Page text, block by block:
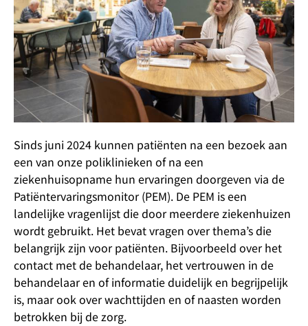
Sinds juni 2024 kunnen patiënten na een bezoek aan
een van onze poliklinieken of na een
ziekenhuisopname hun ervaringen doorgeven via de
Patiëntervaringsmonitor (PEM). De PEM is een
landelijke vragenlijst die door meerdere ziekenhuizen
wordt gebruikt. Het bevat vragen over thema’s die
belangrijk zijn voor patiënten. Bijvoorbeeld over het
contact met de behandelaar, het vertrouwen in de
behandelaar en of informatie duidelijk en begrijpelijk
is, maar ook over wachttijden en of naasten worden
betrokken bij de zorg.